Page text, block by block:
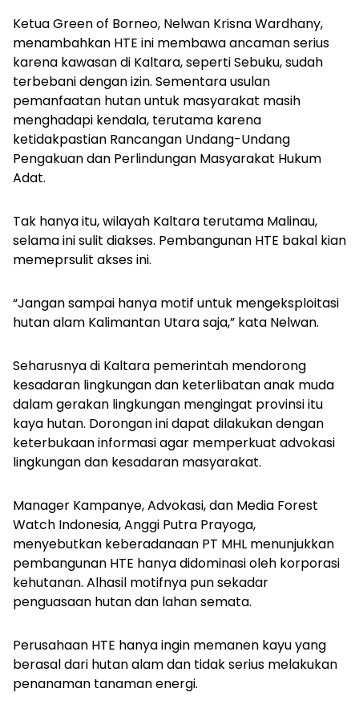
Ketua Green of Borneo, Nelwan Krisna Wardhany,
menambahkan HTE ini membawa ancaman serius
karena kawasan di Kaltara, seperti Sebuku, sudah
terbebani dengan izin. Sementara usulan
pemanfaatan hutan untuk masyarakat masih
menghadapi kendala, terutama karena
ketidakpastian Rancangan Undang-Undang
Pengakuan dan Perlindungan Masyarakat Hukum
Adat.
Tak hanya itu, wilayah Kaltara terutama Malinau,
selama ini sulit diakses. Pembangunan HTE bakal kian
memeprsulit akses ini.
“Jangan sampai hanya motif untuk mengeksploitasi
hutan alam Kalimantan Utara saja,” kata Nelwan.
Seharusnya di Kaltara pemerintah mendorong
kesadaran lingkungan dan keterlibatan anak muda
dalam gerakan lingkungan mengingat provinsi itu
kaya hutan. Dorongan ini dapat dilakukan dengan
keterbukaan informasi agar memperkuat advokasi
lingkungan dan kesadaran masyarakat.
Manager Kampanye, Advokasi, dan Media Forest
Watch Indonesia, Anggi Putra Prayoga,
menyebutkan keberadanaan PT MHL menunjukkan
pembangunan HTE hanya didominasi oleh korporasi
kehutanan. Alhasil motifnya pun sekadar
penguasaan hutan dan lahan semata.
Perusahaan HTE hanya ingin memanen kayu yang
berasal dari hutan alam dan tidak serius melakukan
penanaman tanaman energi.